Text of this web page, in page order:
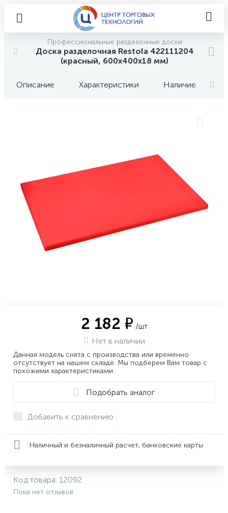
Профессиональные разделочные доски
Доска разделочная Restola 422111204
(красный, 600х400х18 мм)
Описание Характеристики Наличие
2 182 ₽ /шт
Нет в наличии
Данная модель снята с производства или временно
отсутствует на нашем складе. Мы подберем Вам товар с
похожими характеристиками.
Подобрать аналог
Добавить к сравнению
Наличный и безналичный расчет, банковские карты
Код товара: 12092
Пока нет отзывов